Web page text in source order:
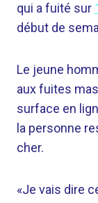
qui a fuité sur
début de
Le jeune
aux fuites
surface en
la personne
cher.
«Je vais dire